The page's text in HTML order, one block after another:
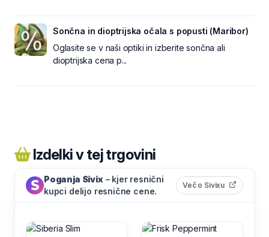
Sončna in dioptrijska očala s popusti (Maribor)
Oglasite se v naši optiki in izberite sončna ali
dioptrijska cena p...
Izdelki v tej trgovini
Poganja Sivix – kjer resnični
kupci delijo resnične cene.
Več o Sivixu (odpre